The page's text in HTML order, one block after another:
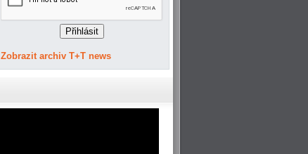
Zobrazit archiv T+T news